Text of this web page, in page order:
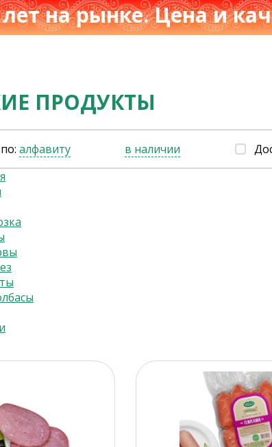
на рынке. Цена и
ПРОДУКТЫ
алфавиту в наличии